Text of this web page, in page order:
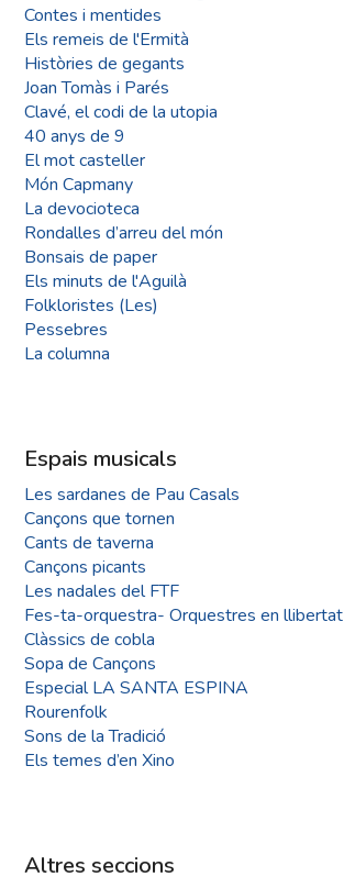
Contes i mentides
Els remeis de l'Ermità
Històries de gegants
Joan Tomàs i Parés
Clavé, el codi de la utopia
40 anys de 9
El mot casteller
Món Capmany
La devocioteca
Rondalles d’arreu del món
Bonsais de paper
Els minuts de l'Aguilà
Folkloristes (Les)
Pessebres
La columna
Espais musicals
Les sardanes de Pau Casals
Cançons que tornen
Cants de taverna
Cançons picants
Les nadales del FTF
Fes-ta-orquestra- Orquestres en llibertat
Clàssics de cobla
Sopa de Cançons
Especial LA SANTA ESPINA
Rourenfolk
Sons de la Tradició
Els temes d’en Xino
Altres seccions